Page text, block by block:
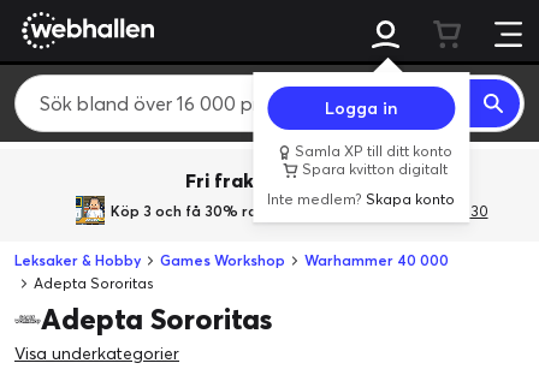
Logga in
Samla XP till ditt konto
Spara kvitton digitalt
Inte medlem?Skapa konto
Fri frakt över 800 kr.
Köp 3 och få 30% rabatt med rabattkoden 3Gives30
Leksaker & Hobby Games Workshop
Warhammer 40 000
Adepta Sororitas
Adepta Sororitas
Visa underkategorier